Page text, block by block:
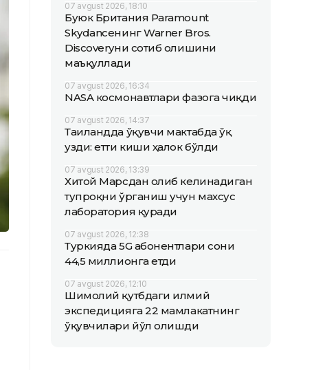
07 avgust 2026, 18:10
Буюк Британия Paramount
Skydanceнинг Warner Bros.
Discoveryни сотиб олишини
маъқуллади
07 avgust 2026, 16:34
NASA космонавтлари фазога чиқди
07 avgust 2026, 14:37
Таиландда ўқувчи мактабда ўқ
узди: етти киши ҳалок бўлди
07 avgust 2026, 13:39
Хитой Марсдан олиб келинадиган
тупроқни ўрганиш учун махсус
лаборатория қуради
07 avgust 2026, 12:38
Туркияда 5G абонентлари сони
44,5 миллионга етди
07 avgust 2026, 12:10
Шимолий қутбдаги илмий
экспедицияга 22 мамлакатнинг
ўқувчилари йўл олишди